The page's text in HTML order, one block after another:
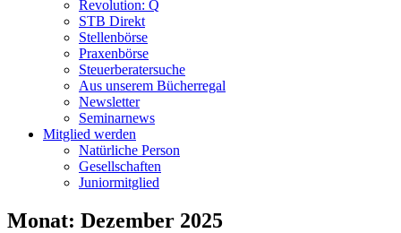
Revolution: Q
STB Direkt
Stellenbörse
Praxenbörse
Steuerberatersuche
Aus unserem Bücherregal
Newsletter
Seminarnews
Mitglied werden
Natürliche Person
Gesellschaften
Juniormitglied
Monat: Dezember 2025